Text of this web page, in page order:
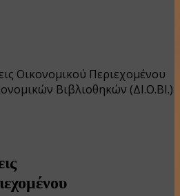
Οικονομικού Περιεχομένου
Βιβλιοθηκών (ΔΙ.Ο.ΒΙ.)